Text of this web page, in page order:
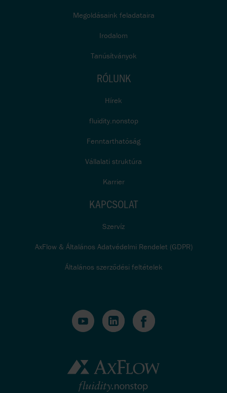
Megoldásaink feladataira
Irodalom
Tanúsítványok
RÓLUNK
Hírek
fluidity.nonstop
Fenntarthatóság
Vállalati struktúra
Karrier
KAPCSOLAT
Szervíz
AxFlow & Általános Adatvédelmi Rendelet (GDPR)
Általános szerződési feltételek